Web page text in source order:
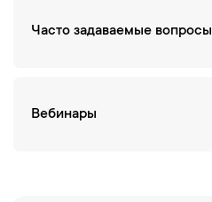
Часто задаваемые вопросы
Вебинары